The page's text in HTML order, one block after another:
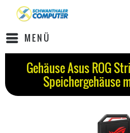
MENÜ
Gehäuse Asus ROG
Speichergehäuse